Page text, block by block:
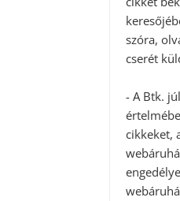
szóra,
cserét
- A Btk.
cikkeket,